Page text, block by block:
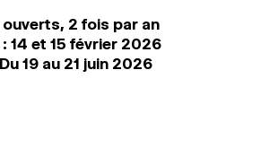
2 fois par an
: 14 et 15 février 2026
19 au 21 juin 2026